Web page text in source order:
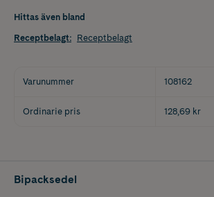
Hittas även bland
Receptbelagt: Receptbelagt
Varunummer 108162
Ordinarie pris 128,69 kr
Bipacksedel